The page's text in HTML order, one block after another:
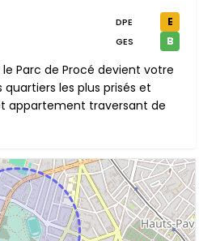
DPE E
GES B
Parc de Procé devient votre
quartiers les plus prisés et
appartement traversant de